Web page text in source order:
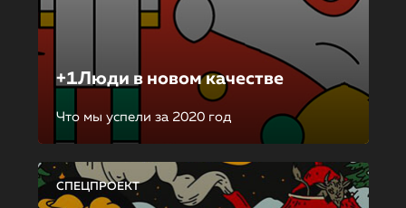
+1Люди в новом качестве
Что мы успели за 2020 год
СПЕЦПРОЕКТ